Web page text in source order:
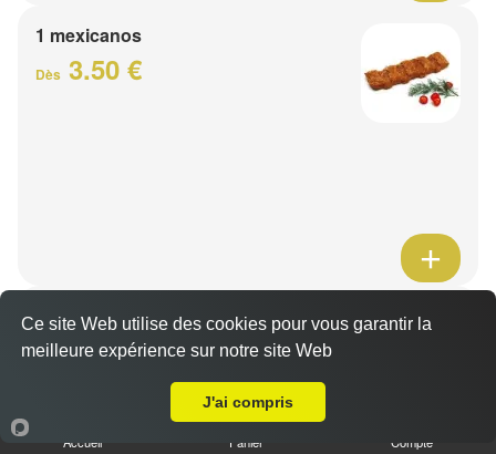
1 mexicanos
Dès 3.50 €
Barquette de viande
Dès7.50 €
1 viande au choix
Accueil Panier Compte
Ce site Web utilise des cookies pour vous garantir la
meilleure expérience sur notre site Web
J'ai compris